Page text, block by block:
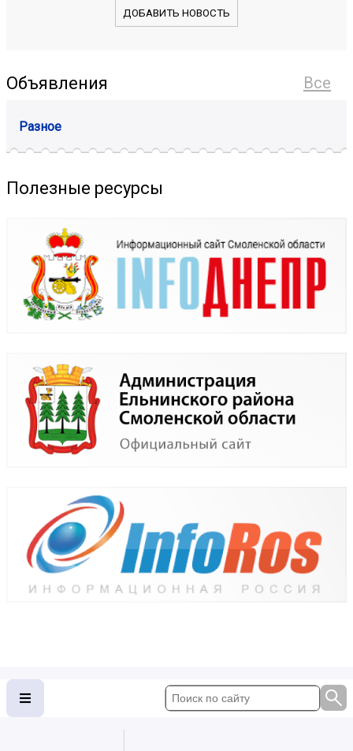
ДОБАВИТЬ НОВОСТЬ
Все
Объявления
Разное
Полезные ресурсы